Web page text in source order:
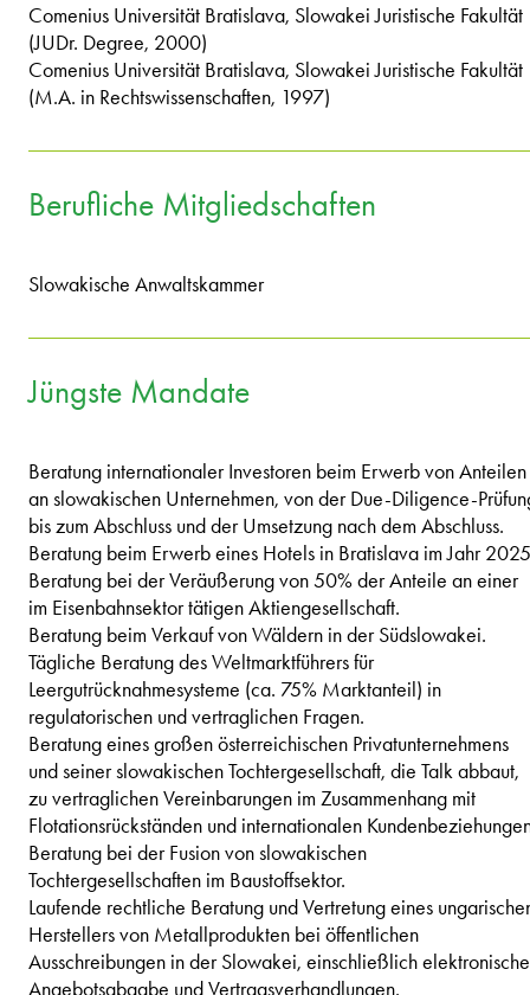
Comenius Universität Bratislava, Slowakei Juristische Fakultät
(JUDr. Degree, 2000)
Comenius Universität Bratislava, Slowakei Juristische Fakultät
(M.A. in Rechtswissenschaften, 1997)
Berufliche Mitgliedschaften
Slowakische Anwaltskammer
Jüngste Mandate
Beratung internationaler Investoren beim Erwerb von Anteilen
an slowakischen Unternehmen, von der Due-Diligence-
bis zum Abschluss und der Umsetzung nach dem Abschluss.
Beratung beim Erwerb eines Hotels in Bratislava im Jahr
Beratung bei der Veräußerung von 50% der Anteile an einer
im Eisenbahnsektor tätigen Aktiengesellschaft.
Beratung beim Verkauf von Wäldern in der Südslowakei.
Tägliche Beratung des Weltmarktführers für
Leergutrücknahmesysteme (ca. 75% Marktanteil) in
regulatorischen und vertraglichen Fragen.
Beratung eines großen österreichischen Privatunternehmens
und seiner slowakischen Tochtergesellschaft, die Talk abbaut,
zu vertraglichen Vereinbarungen im Zusammenhang mit
Flotationsrückständen und internationalen
Beratung bei der Fusion von slowakischen
Tochtergesellschaften im Baustoffsektor.
Laufende rechtliche Beratung und Vertretung eines
Herstellers von Metallprodukten bei öffentlichen
Ausschreibungen in der Slowakei, einschließlich
Angebotsabgabe und Vertragsverhandlungen.